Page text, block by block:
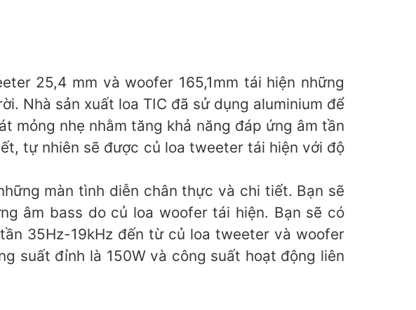
25,4 mm và woofer 165,1mm tái hiện những
Nhà sản xuất loa TIC đã sử dụng aluminium để
mỏng nhẹ nhằm tăng khả năng đáp ứng âm tần
tự nhiên sẽ được củ loa tweeter tái hiện với độ
màn tình diễn chân thực và chi tiết. Bạn sẽ
âm bass do củ loa woofer tái hiện. Bạn sẽ có
35Hz-19kHz đến từ củ loa tweeter và woofer
suất đỉnh là 150W và công suất hoạt động liên